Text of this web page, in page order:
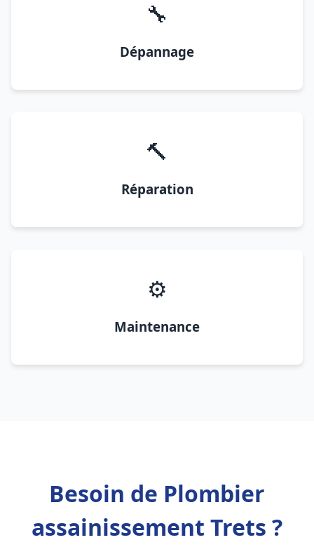
🔧
Dépannage
🔨
Réparation
⚙️
Maintenance
Besoin de Plombier
assainissement Trets ?